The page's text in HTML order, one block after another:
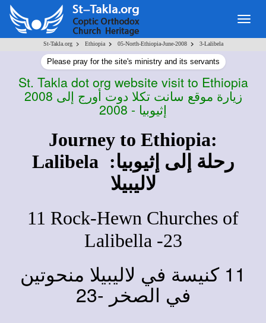
St-Takla.org > Ethiopia > 05-North-Ethiopia-June-2008 > 3-Lalibela
Please pray for the site's ministry and its servants
St. Takla dot org website visit to Ethiopia
2008 زيارة موقع سانت تكلا دوت أورج إلى
إثيوبيا - 2008
Journey to Ethiopia:
Lalibela رحلة إلى إثيوبيا:
لاليبيلا
11 Rock-Hewn Churches of
Lalibella -23
11 كنيسة في لاليبيلا منحوتين
في الصخر -23